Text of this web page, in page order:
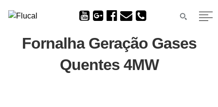
Fornalha Geração Gases
Quentes 4MW